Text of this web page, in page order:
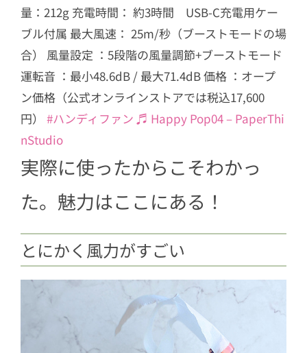
量：212g 充電時間： 約3時間 USB‑C充電用ケー
ブル付属 最大風速： 25m/秒（ブーストモードの場
合） 風量設定 ：5段階の風量調節+ブーストモード
運転音 ：最小48.6dB / 最大71.4dB 価格 ：オープ
ン価格（公式オンラインストアでは税込17,600
円） #ハンディファン ♬ Happy Pop04 – PaperThi
nStudio
実際に使ったからこそわかっ
た。魅力はここにある！
とにかく風力がすごい